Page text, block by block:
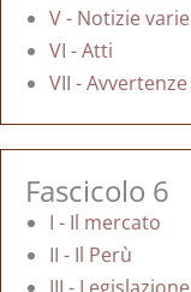
V - Notizie varie
VI - Atti
VII - Avvertenze
Fascicolo 6
I - Il mercato
II - Il Perù